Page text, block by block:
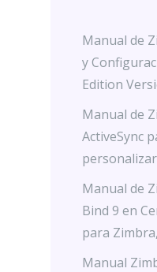
Manual de
y
Edition
Manual de
ActiveSync
Manual de
Bind 9 en
para
Manual